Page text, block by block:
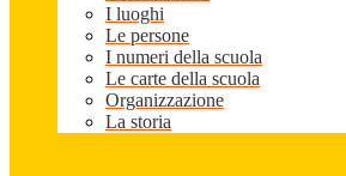
I luoghi
Le persone
I numeri della scuola
Le carte della scuola
Organizzazione
La storia